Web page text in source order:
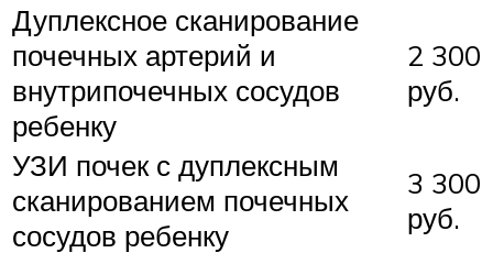
Дуплексное сканирование
почечных артерий и
внутрипочечных сосудов
ребенку
2 300
руб.
УЗИ почек с дуплексным
сканированием почечных
сосудов ребенку
3 300
руб.